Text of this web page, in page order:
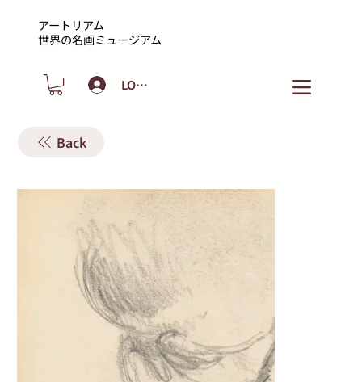
アートリアム
​世界の名画ミュージアム
LOGIN
Back